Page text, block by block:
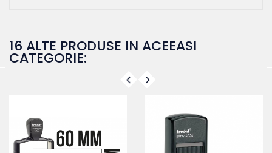
16 ALTE PRODUSE IN ACEEASI
CATEGORIE: